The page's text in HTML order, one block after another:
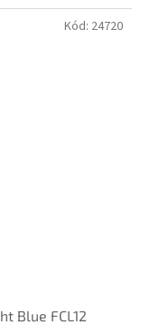
Blue FCL12
Kód: 24720